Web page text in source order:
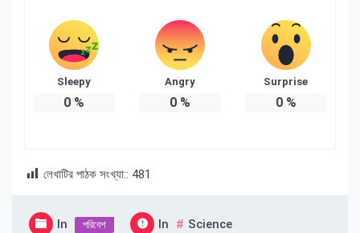
Sleepy
0%
Angry
0%
Surprise
0%
লেখাটির পাঠক সংখ্যা:: 481
In পরিবেশ In Science